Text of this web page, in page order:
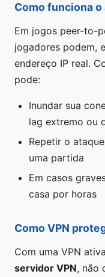
Como funciona
Em jogos peer-to-
jogadores podem,
endereço IP real.
pode:
Inundar sua
lag extremo ou
Repetir o
uma partida
Em casos
casa por horas
Como VPN
Com uma VPN
servidor VPN, não